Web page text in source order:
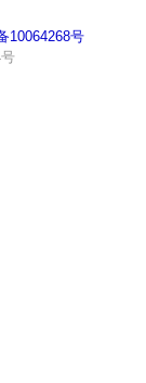
10064268号